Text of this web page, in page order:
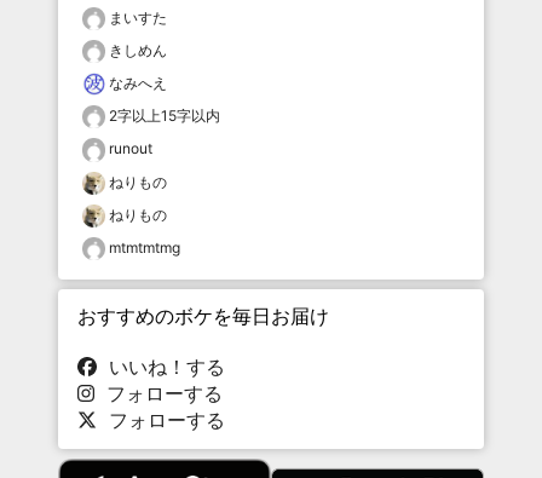
まいすた
きしめん
なみへえ
2字以上15字以内
runout
ねりもの
ねりもの
mtmtmtmg
おすすめのボケを毎日お届け
いいね！する
フォローする
フォローする